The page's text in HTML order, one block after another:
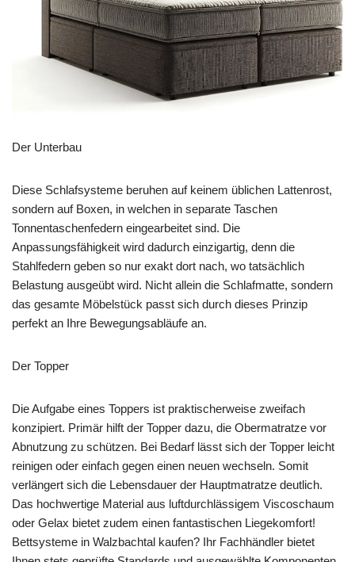
Der Unterbau
Diese Schlafsysteme beruhen auf keinem üblichen Lattenrost,
sondern auf Boxen, in welchen in separate Taschen
Tonnentaschenfedern eingearbeitet sind. Die
Anpassungsfähigkeit wird dadurch einzigartig, denn die
Stahlfedern geben so nur exakt dort nach, wo tatsächlich
Belastung ausgeübt wird. Nicht allein die Schlafmatte, sondern
das gesamte Möbelstück passt sich durch dieses Prinzip
perfekt an Ihre Bewegungsabläufe an.
Der Topper
Die Aufgabe eines Toppers ist praktischerweise zweifach
konzipiert. Primär hilft der Topper dazu, die Obermatratze vor
Abnutzung zu schützen. Bei Bedarf lässt sich der Topper leicht
reinigen oder einfach gegen einen neuen wechseln. Somit
verlängert sich die Lebensdauer der Hauptmatratze deutlich.
Das hochwertige Material aus luftdurchlässigem Viscoschaum
oder Gelax bietet zudem einen fantastischen Liegekomfort!
Bettsysteme in Walzbachtal kaufen? Ihr Fachhändler bietet